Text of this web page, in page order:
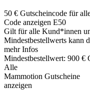
50 € Gutscheincode für
Code anzeigen E50
Gilt für alle Kund*innen
Mindestbestellwerts kann
mehr Infos
Mindestbestellwert: 900 €
Alle
Mammotion Gutscheine
anzeigen